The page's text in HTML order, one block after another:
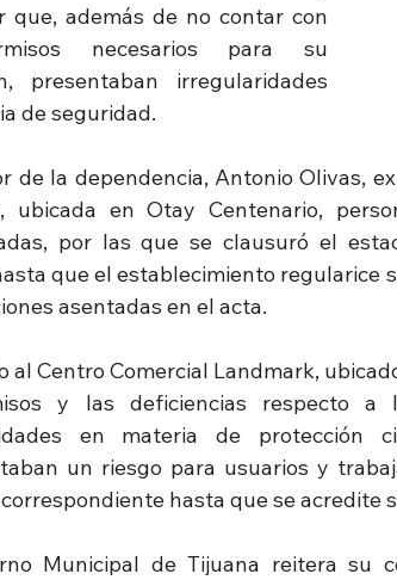
que, además de no contar con
necesarios para su
presentaban irregularidades
de seguridad.
de la dependencia, Antonio Olivas,
ubicada en Otay Centenario,
por las que se clausuró el
que el establecimiento regularice
asentadas en el acta.
al Centro Comercial Landmark,
y las deficiencias respecto a
en materia de protección
un riesgo para usuarios y
hasta que se acredite
Municipal de Tijuana reitera su